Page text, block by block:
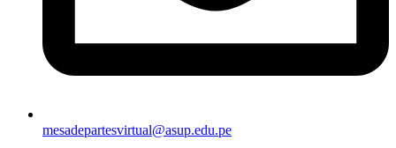
mesadepartesvirtual@asup.edu.pe